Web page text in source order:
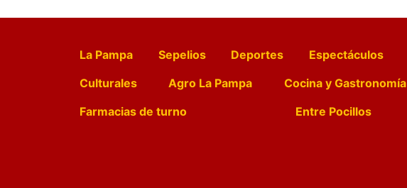
La Pampa Sepelios Deportes Espectáculos
Culturales
Agro La Pampa Cocina y Gastronomía
Farmacias de turno
Entre Pocillos